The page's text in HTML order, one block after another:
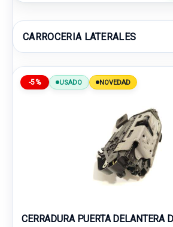
CARROCERIA LATERALES
-5% USADO NOVEDAD
CERRADURA PUERTA DELANTERA